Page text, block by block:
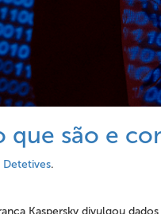
que são e
Detetives.